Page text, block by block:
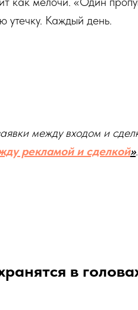
утечку. Каждый день.
между входом и
рекламой и сделкой».
в